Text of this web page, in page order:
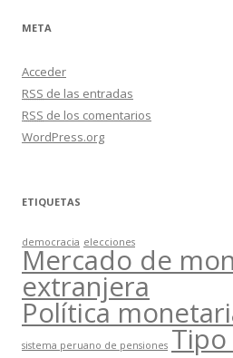
META
Acceder
RSS de las entradas
RSS de los comentarios
WordPress.org
ETIQUETAS
democracia elecciones
Mercado de
extranjera
Política
sistema peruano de pensiones